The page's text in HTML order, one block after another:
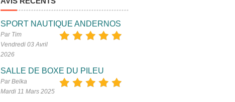
SPORT NAUTIQUE ANDERNOS
Par Tim
Vendredi 03 Avril
2026
SALLE DE BOXE DU PILEU
Par Belka
Mardi 11 Mars 2025